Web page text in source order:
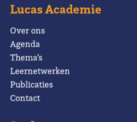
Lucas Academie
Over ons
Agenda
Thema’s
Leernetwerken
Publicaties
Contact